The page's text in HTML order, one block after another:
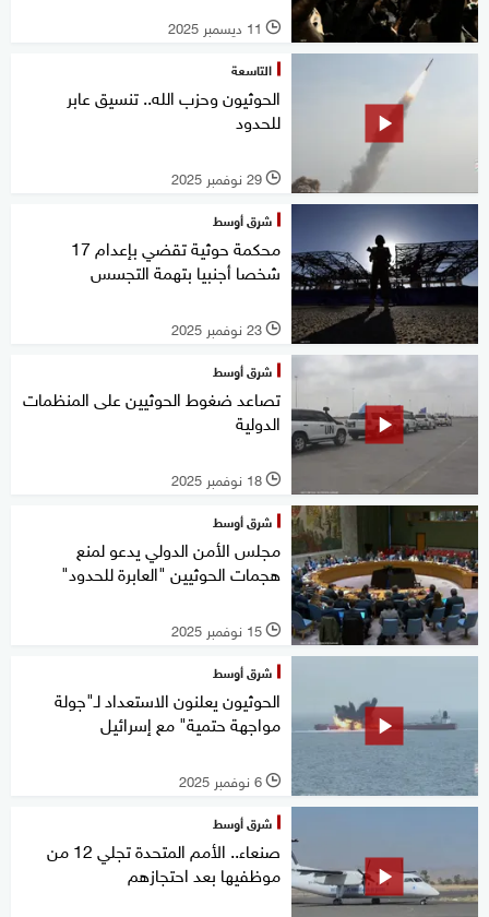
l 11 ديسمبر 2025
التاسعة
الحوثيون وحزب الله.. تنسيق عابر
للحدود
l 29 نوفمبر 2025
شرق أوسط
محكمة حوثية تقضي بإعدام 17
شخصا أجنبيا بتهمة التجسس
l 23 نوفمبر 2025
شرق أوسط
تصاعد ضغوط الحوثيين على المنظمات
الدولية
l 18 نوفمبر 2025
شرق أوسط
مجلس الأمن الدولي يدعو لمنع
هجمات الحوثيين "العابرة للحدود"
l 15 نوفمبر 2025
شرق أوسط
الحوثيون يعلنون الاستعداد لـ"جولة
مواجهة حتمية" مع إسرائيل
l 6 نوفمبر 2025
شرق أوسط
صنعاء.. الأمم المتحدة تجلي 12 من
موظفيها بعد احتجازهم